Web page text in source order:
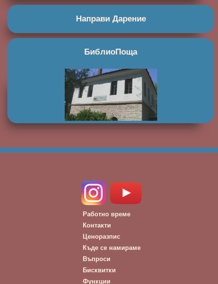
Направи Дарение
БиблиоПоща
Работно време
Контакти
Ценоразпис
Къде се намираме
Въпроси
Бисквитки
Функции